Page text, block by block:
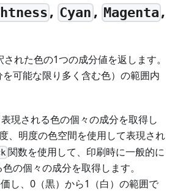
,Cyan, Magenta ,
れた色の1つの成分値を返します。
可能な限り多く含む色）の範囲内
現される色の個々の成分を取得し
、明度の色空間を使用して表現され
関数を使用して、印刷時に一般的に
の個々の成分を取得します。
し、0（黒）から1（白）の範囲で